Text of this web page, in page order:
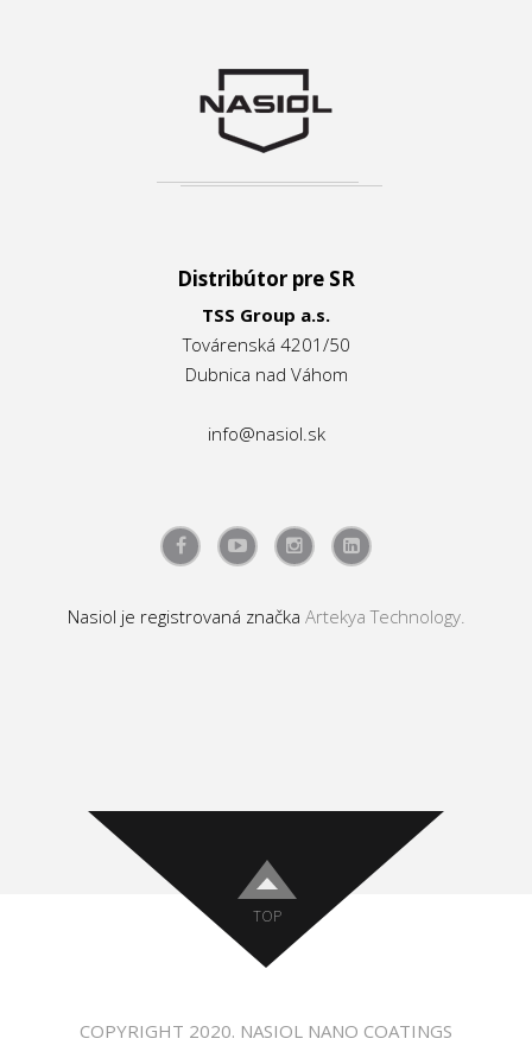
Distribútor pre SR
TSS Group a.s.
Továrenská 4201/50
Dubnica nad Váhom
info@nasiol.sk
Nasiol je registrovaná značka Artekya Technology.
TOP
COPYRIGHT 2020. NASIOL NANO COATINGS